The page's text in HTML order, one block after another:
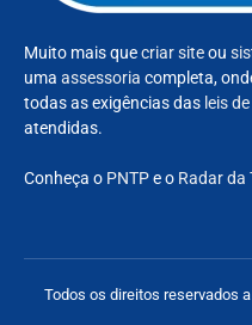
Muito mais quecriar siteou
uma assessoria completa,
todas as exigências das leis
atendidas.
Conheça o PNTPe o Radar da
Todos os direitos reservados